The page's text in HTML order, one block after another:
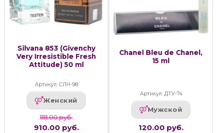
Silvana 853 (Givenchy
Very Irresistible Fresh
Attitude) 50 ml
Артикул: СЛН-98
Женский
1111.00 руб.
910.00 руб.
Chanel Bleu de Chanel,
15 ml
Артикул: ДТУ-74
Мужской
120.00 руб.